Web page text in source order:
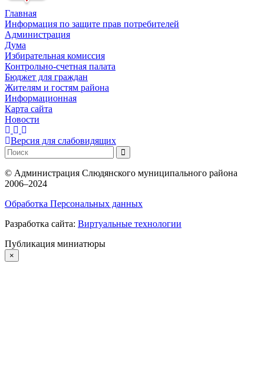
Главная
Информация по защите прав потребителей
Администрация
Дума
Избирательная комиссия
Контрольно-счетная палата
Бюджет для граждан
Жителям и гостям района
Информационная
Карта сайта
Новости
Версия для слабовидящих
© Администрация Слюдянского муниципального района
2006–2024
Обработка Персональных данных
Разработка сайта: Виртуальные технологии
Публикация миниатюры
×